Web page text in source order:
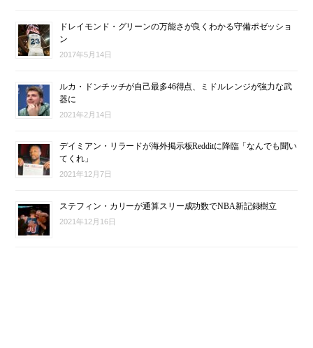
ドレイモンド・グリーンの万能さが良くわかる守備ポゼッショ
ン
2017年5月14日
ルカ・ドンチッチが自己最多46得点、ミドルレンジが強力な武
器に
2021年2月14日
デイミアン・リラードが海外掲示板Redditに降臨「なんでも聞い
てくれ」
2021年12月7日
ステフィン・カリーが通算スリー成功数でNBA新記録樹立
2021年12月16日